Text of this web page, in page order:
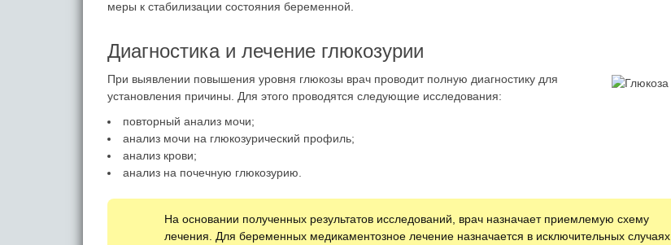
меры к стабилизации состояния беременной.
Диагностика и лечение глюкозурии
При выявлении повышения уровня глюкозы врач проводит полную диагностику для
установления причины. Для этого проводятся следующие исследования:
повторный анализ мочи;
анализ мочи на глюкозурический профиль;
анализ крови;
анализ на почечную глюкозурию.
На основании полученных результатов исследований, врач назначает приемлемую схему
лечения. Для беременных медикаментозное лечение назначается в исключительных случаях.